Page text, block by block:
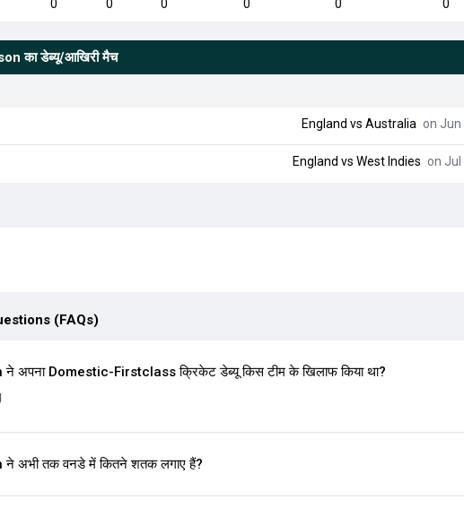
0 0 0 0 0 0
का डेब्यू/आखिरी मैच
England vs Australia on Jun
England vs West Indies on Jul
(FAQs)
अपना Domestic-Firstclass क्रिकेट डेब्यू किस टीम के खिलाफ किया था?
अभी तक वनडे में कितने शतक लगाए हैं?